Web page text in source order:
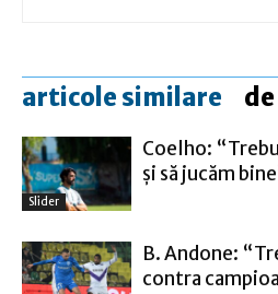
articole similare
Slider
Coelho:
şi să jucăm
B. Andone:
contra